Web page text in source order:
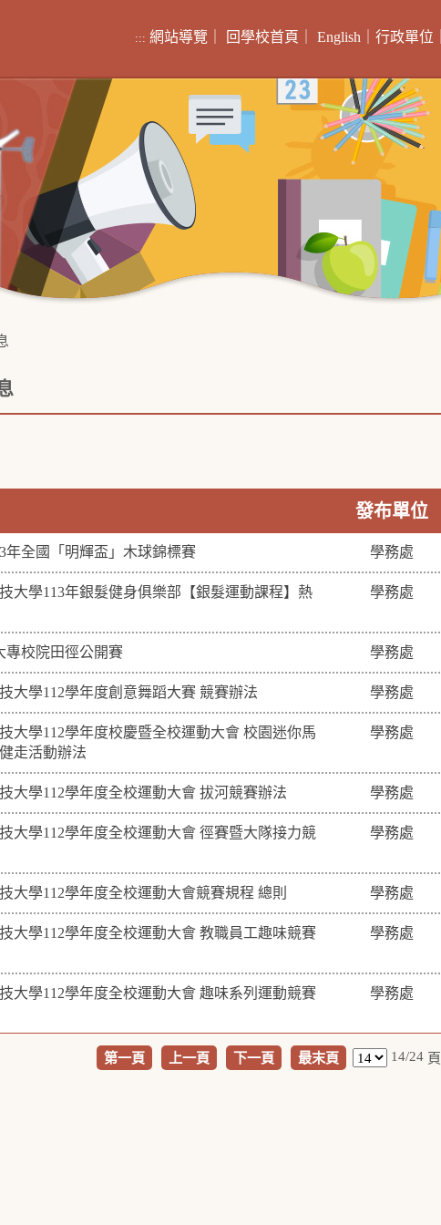
::: 網站導覽 回學校首頁 English 行政單位
發布單位
年全國「明輝盃」木球錦標賽 學務處
大學113年銀髮健身俱樂部【銀髮運動課程】熱
學務處
專校院田徑公開賽 學務處
大學112學年度創意舞蹈大賽 競賽辦法 學務處
大學112學年度校慶暨全校運動大會 校園迷你馬
走活動辦法
學務處
大學112學年度全校運動大會 拔河競賽辦法 學務處
大學112學年度全校運動大會 徑賽暨大隊接力競
學務處
大學112學年度全校運動大會競賽規程 總則 學務處
大學112學年度全校運動大會 教職員工趣味競賽
學務處
大學112學年度全校運動大會 趣味系列運動競賽
學務處
第一頁 上一頁 下一頁 最末頁 14/24 頁